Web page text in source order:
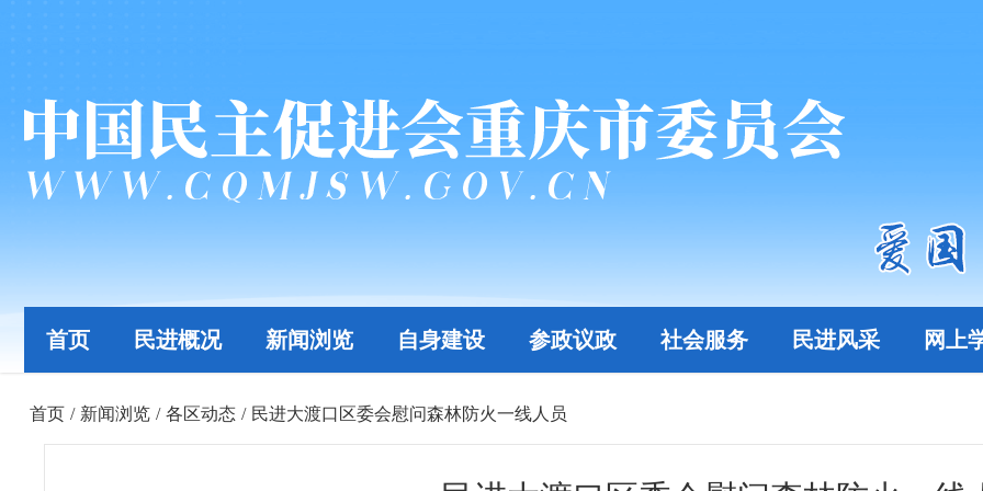
首页 民进概况 新闻浏览 自身建设 参政议政 社会服务 民进风采 网上
首页 / 新闻浏览 / 各区动态 / 民进大渡口区委会慰问森林防火一线人员